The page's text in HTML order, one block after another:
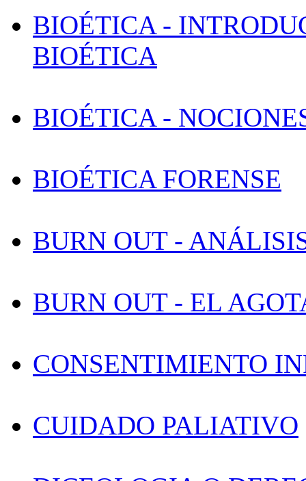
BIOÉTICA -
BIOÉTICA
BIOÉTICA -
BIOÉTICA FORENSE
BURN OUT -
BURN OUT - EL
CONSENTIMIENTO
CUIDADO PALIATIVO